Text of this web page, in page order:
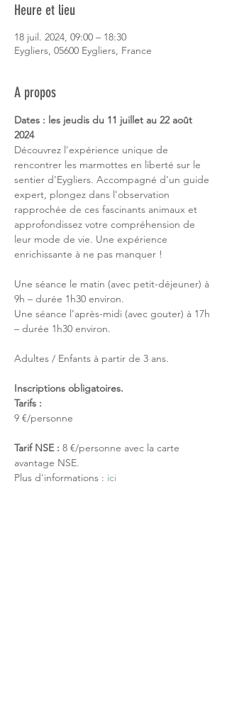
Heure et lieu
18 juil. 2024, 09:00 – 18:30
Eygliers, 05600 Eygliers, France
A propos
Dates : les jeudis du 11 juillet au 22 août
2024
Découvrez l'expérience unique de
rencontrer les marmottes en liberté sur le
sentier d’Eygliers. Accompagné d'un guide
expert, plongez dans l'observation
rapprochée de ces fascinants animaux et
approfondissez votre compréhension de
leur mode de vie. Une expérience
enrichissante à ne pas manquer !
Une séance le matin (avec petit-déjeuner) à
9h – durée 1h30 environ.
Une séance l’après-midi (avec gouter) à 17h
– durée 1h30 environ.
Adultes / Enfants à partir de 3 ans.
Inscriptions obligatoires.
Tarifs :
9 €/personne
Tarif NSE : 8 €/personne avec la carte
avantage NSE.
Plus d'informations : ici